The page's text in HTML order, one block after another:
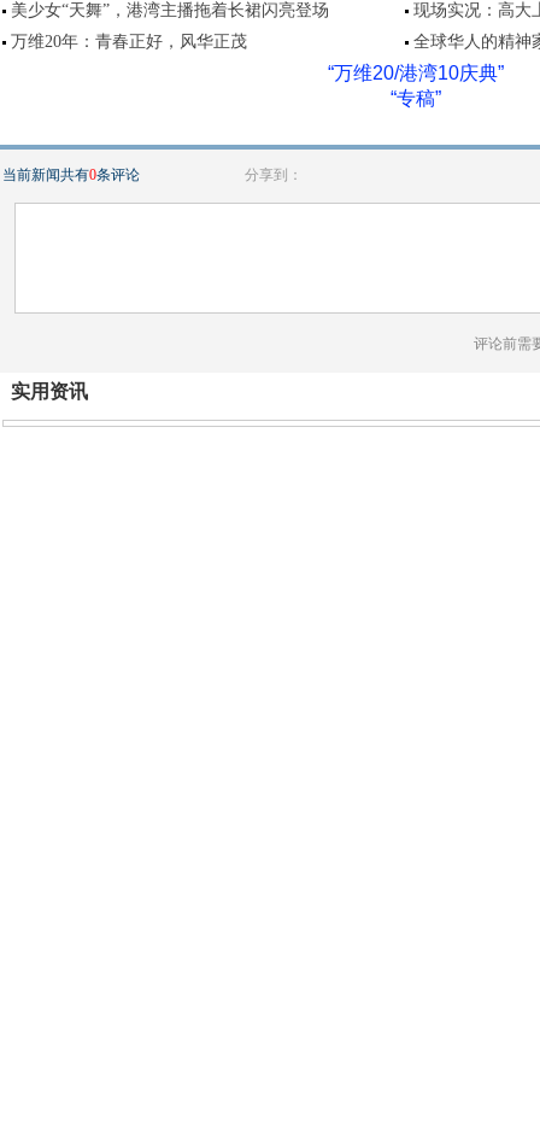
美少女“天舞”，港湾主播拖着长裙闪亮登场
现场实况：高大
万维20年：青春正好，风华正茂
全球华人的精神
“万维20/港湾10庆典”
“专稿”
当前新闻共有0条评论 分享到：
评论前需
实用资讯